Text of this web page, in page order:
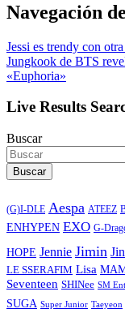
Navegación
Jessi es trendy con
Jungkook de BTS
«Euphoria»
Live Results
Buscar
Buscar
(G)I-DLE Aespa ATEEZ
ENHYPEN EXO G-
HOPE Jennie Jimin Jin
LE SSERAFIM Lisa
Seventeen SHINee SM
SUGA Super Junior Taeyeon